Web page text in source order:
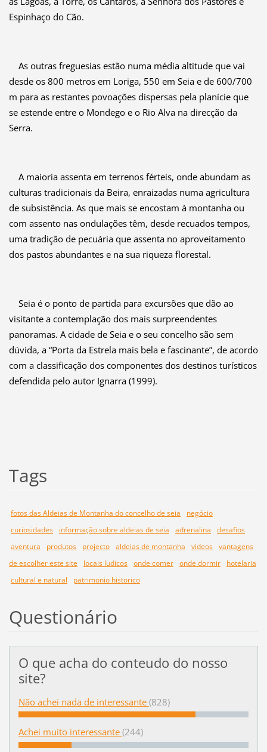
Espinhaço do Cão.
As outras freguesias estão numa média altitude que vai
desde os 800 metros em Loriga, 550 em Seia e de 600/700
m para as restantes povoações dispersas pela planície que
se estende entre o Mondego e o Rio Alva na direcção da
Serra.
A maioria assenta em terrenos férteis, onde abundam as
culturas tradicionais da Beira, enraizadas numa agricultura
de subsistência. As que mais se encostam à montanha ou
com assento nas ondulações têm, desde recuados tempos,
uma tradição de pecuária que assenta no aproveitamento
dos pastos abundantes e na sua riqueza florestal.
Seia é o ponto de partida para excursões que dão ao
visitante a contemplação dos mais surpreendentes
panoramas. A cidade de Seia e o seu concelho são sem
dúvida, a “Porta da Estrela mais bela e fascinante”, de acordo
com a classificação dos componentes dos destinos turísticos
defendida pelo autor Ignarra (1999).
Tags
fotos das Aldeias de Montanha do concelho de seia
negócio
curiosidades
informação sobre aldeias de seia adrenalina
desafios
aventura
produtos projecto aldeias de montanha videos vantagens
de escolher este site
locais ludicos onde comer onde dormir
hotelaria
cultural e natural
patrimonio historico
Questionário
O que acha do conteudo do nosso
site?
Não achei nada de interessante (828)
Achei muito interessante (244)